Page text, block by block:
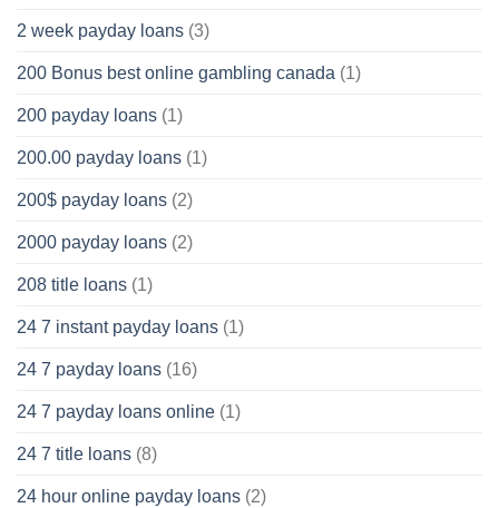
2 week payday loans (3)
200 Bonus best online gambling canada (1)
200 payday loans (1)
200.00 payday loans (1)
200$ payday loans (2)
2000 payday loans (2)
208 title loans (1)
24 7 instant payday loans (1)
24 7 payday loans (16)
24 7 payday loans online (1)
24 7 title loans (8)
24 hour online payday loans (2)